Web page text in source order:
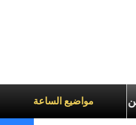
مواضيع الساعة
نطلب من قداستكم أن